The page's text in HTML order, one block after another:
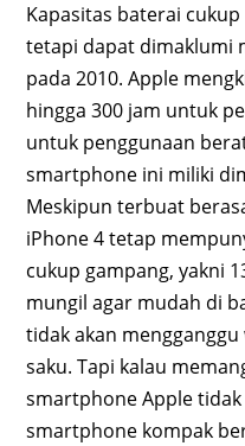
Kapasitas baterai
tetapi dapat dimaklumi
pada 2010. Apple
hingga 300 jam untuk
untuk penggunaan
smartphone ini miliki
Meskipun terbuat
iPhone 4 tetap
cukup gampang, yakni
mungil agar mudah di
tidak akan
saku. Tapi kalau
smartphone Apple
smartphone kompak